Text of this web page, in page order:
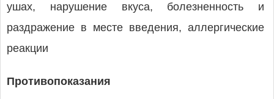
ушах, нарушение вкуса, болезненность и
раздражение в месте введения, аллергические
реакции
Противопоказания